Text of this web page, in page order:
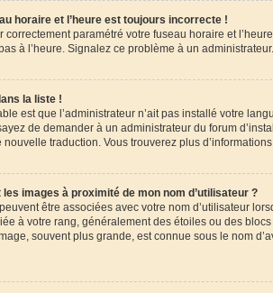
horaire et l’heure est toujours incorrecte !
correctement paramétré votre fuseau horaire et
à l’heure. Signalez ce problème à un administrateur.
la liste !
est que l’administrateur n’ait pas installé votre
de demander à un administrateur du forum
traduction. Vous trouverez plus
images à proximité de mon nom d’utilisateur ?
être associées avec votre nom d’utilisateur
à votre rang, généralement des étoiles ou des
souvent plus grande, est connue sous le nom